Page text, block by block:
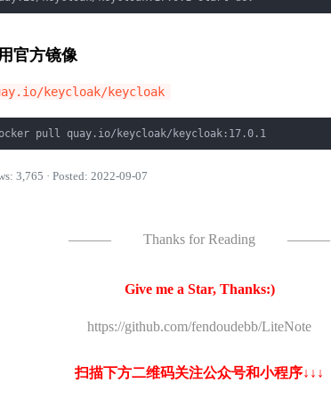
官方镜像
keycloak/keycloak
pull quay.io/keycloak/keycloak:17.0.1
3,765 · Posted: 2022-09-07
——— Thanks for Reading ———
Give me a Star, Thanks:)
https://github.com/fendoudebb/LiteNote
扫描下方二维码关注公众号和小程序↓↓↓